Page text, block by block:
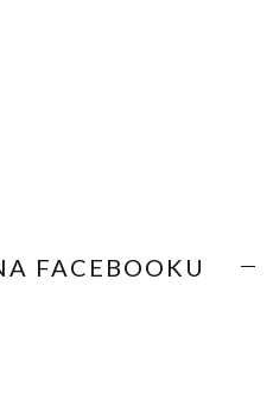
FACEBOOKU